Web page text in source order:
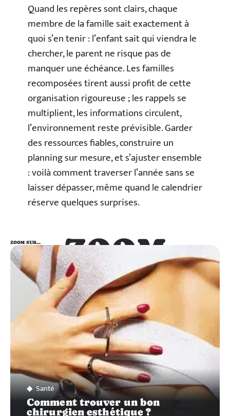
Quand les repères sont clairs, chaque
membre de la famille sait exactement à
quoi s’en tenir : l’enfant sait qui viendra le
chercher, le parent ne risque pas de
manquer une échéance. Les familles
recomposées tirent aussi profit de cette
organisation rigoureuse ; les rappels se
multiplient, les informations circulent,
l’environnement reste prévisible. Garder
des ressources fiables, construire un
planning sur mesure, et s’ajuster ensemble
: voilà comment traverser l’année sans se
laisser dépasser, même quand le calendrier
réserve quelques surprises.
ZOOM
SUR…
ZOOM SUR…
Santé
Comment trouver un bon
chirurgien esthétique ?